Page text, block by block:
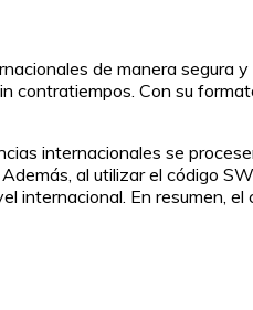
de manera segura
Con su
internacionales se
al utilizar el código
internacional. En resumen,